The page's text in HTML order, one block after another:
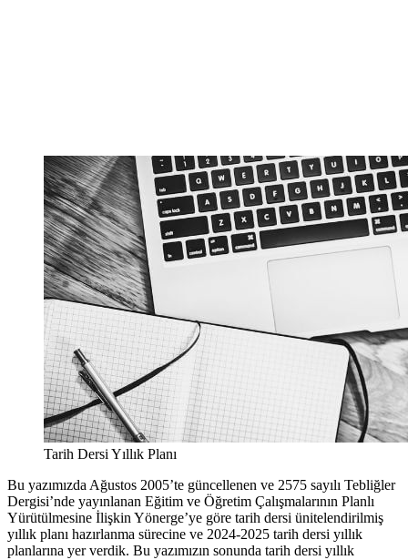
Tarih Dersi Yıllık Planı
Bu yazımızda Ağustos 2005’te güncellenen ve 2575 sayılı Tebliğler
Dergisi’nde yayınlanan Eğitim ve Öğretim Çalışmalarının Planlı
Yürütülmesine İlişkin Yönerge’ye göre tarih dersi ünitelendirilmiş
yıllık planı hazırlanma sürecine ve 2024-2025 tarih dersi yıllık
planlarına yer verdik. Bu yazımızın sonunda tarih dersi yıllık